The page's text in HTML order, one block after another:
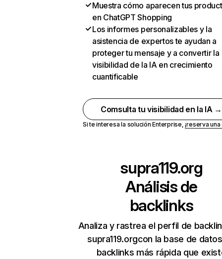
Muestra cómo aparecen tus
en ChatGPT Shopping
Los informes personalizables y la
asistencia de expertos te ayudan a
proteger tu mensaje y a convertir la
visibilidad de la IA en crecimiento
cuantificable
Comsulta tu visibilidad en la IA →
Si te interesa la solución Enterprise,¡reserva
supra119.org
Análisis de
backlinks
Analiza y rastrea el perfil de
supra119.orgcon la base de
backlinks más rápida que